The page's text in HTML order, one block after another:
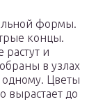
формы.
концы.
и
в узлах
одному. Цветы
вырастает до